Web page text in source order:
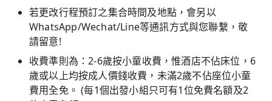
若更改行程預訂之集合時間及地點，會另以
WhatsApp/Wechat/Line等通訊方式與您聯繫，敬
請留意!
收費準則為：2-6歲按小童收費，惟酒店不佔床位，6
歲或以上均按成人價錢收費，未滿2歲不佔座位小童
費用全免。 (每1個出發小組只可有1位免費名額及2